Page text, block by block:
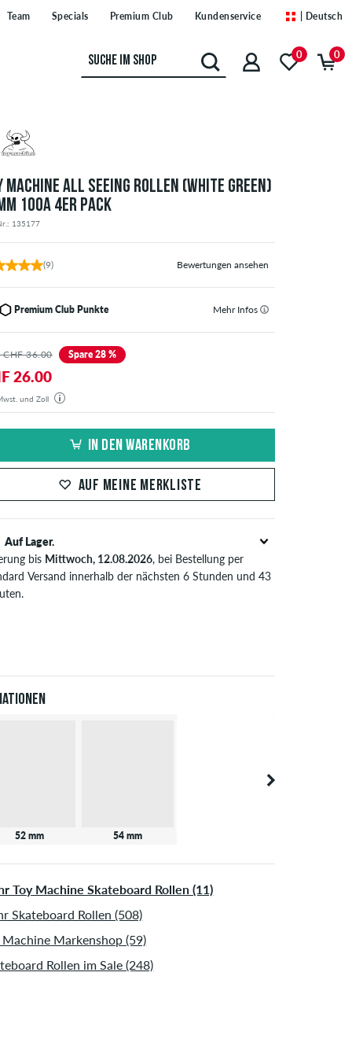
Team Specials Premium Club Kundenservice | Deutsch
0 0
MACHINE ALL SEEING ROLLEN (WHITE GREEN)
100A 4ER PACK
135177
(9) Bewertungen ansehen
Premium Club Punkte Mehr Infos
CHF 36.00 Spare 28 %
26.00
und Zoll
wird aus unserem Lager in Deutschland verschickt. Alle Steuern und Zölle sind in dem
Preis enthalten. Es fallen außer den Versandkosten keine zusätzlichen Gebühren an.
IN DEN WARENKORB
AUF MEINE MERKLISTE
Auf Lager.
bis Mittwoch, 12.08.2026, bei Bestellung per
Versand innerhalb der nächsten 6 Stunden und 43
52 mm 54 mm
Toy Machine Skateboard Rollen (11)
Skateboard Rollen (508)
Machine Markenshop (59)
Rollen im Sale (248)